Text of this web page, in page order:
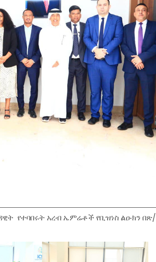
የተባበሩት አረብ ኤምሬቶች የቢዝነስ ልዑክን በጽ/